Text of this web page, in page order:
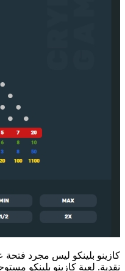
كازينو بلينكو ليس مجرد فتحة
نقدية. لعبة كازينو بلينكو